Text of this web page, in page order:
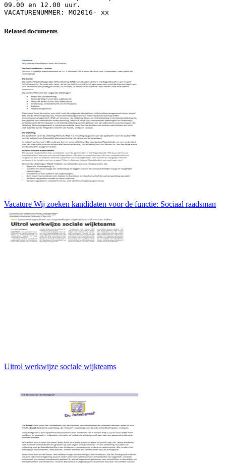
09.00 en 12.00 uur.
Related documents
Vacature Wij zoeken kandidaten voor de functie: Sociaal raadsman
Uitrol werkwijze sociale wijkteams